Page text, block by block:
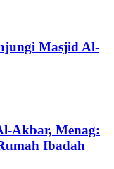
Masjid Al-
Akbar, Menag:
Ibadah